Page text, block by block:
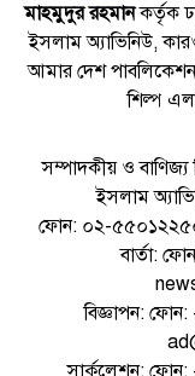
মাহমুদুর রহমানকর্তৃক
ইসলাম অ্যাভিনিউ,
আমার দেশ
শিল্প
সম্পাদকীয় ও বাণিজ্য
ইসলাম
ফোন: ০২-
বার্তা:
বিজ্ঞাপন: